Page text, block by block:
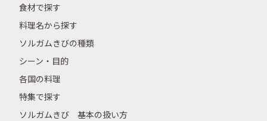
食材で探す
料理名から探す
ソルガムきびの種類
シーン・目的
各国の料理
特集で探す
ソルガムきび 基本の扱い方